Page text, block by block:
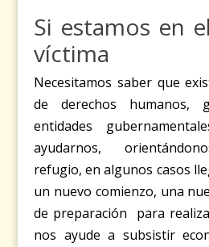
Si estamos en
víctima
Necesitamos saber que
de derechos humanos,
entidades
ayudarnos,
refugio, en algunos casos
un nuevo comienzo, una
de preparación para
nos ayude a subsistir